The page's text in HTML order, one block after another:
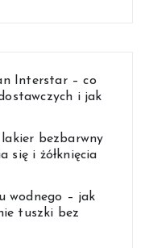
Interstar – co
i jak
bezbarwny
się i żółknięcia
wodnego – jak
tuszki bez